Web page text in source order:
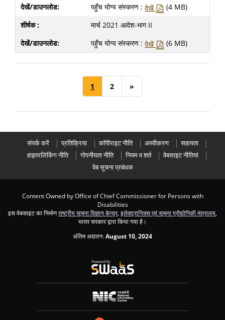
पहुँच योग्य संस्करण : देखें
(4 MB)
मार्च 2021 आदेश-भाग II
पहुँच योग्य संस्करण : देखें (6 MB)
1 2 »
संपर्क करें प्रतिक्रिया कॉपीराइट नीति अस्वीकरण
सहायता
हाइपरलिंकिंग नीति
गोपनीयता नीति नियम व शर्त
वेबसाइट नीतियां
वेब सूचना प्रबंधक
Content Owned by Office of Chief Commissioner for Persons with
Disabilities
इस वेबसाइट का निर्माणराष्ट्रीय सूचना विज्ञान केन्द्र, इलेक्ट्रानिक्स एवं सूचना प्रौद्योगिकी मंत्रालय
भारत सरकार द्वारा किया गया है।
अंतिम अद्यतन:August 10, 2024